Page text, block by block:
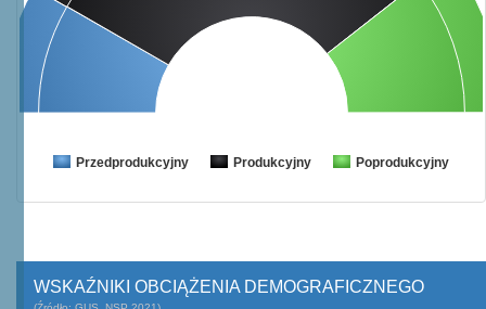
Przedprodukcyjny Produkcyjny Poprodukcyjny
WSKAŹNIKI OBCIĄŻENIA DEMOGRAFICZNEGO